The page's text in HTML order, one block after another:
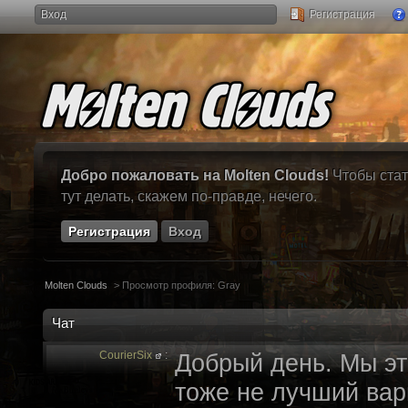
Вход Регистрация
Добро пожаловать на Molten Clouds! Чтобы
тут делать, скажем по-правде, нечего.
Регистрация Вход
Molten Clouds > Просмотр профиля: Gray
Чат
CourierSix : Добрый день. Мы
тоже не лучший